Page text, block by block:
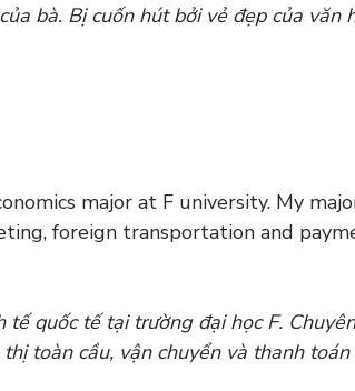
bà. Bị cuốn hút bởi vẻ đẹp của văn
major at F university. My
foreign transportation and
tế quốc tế tại trường đại học F.
toàn cầu, vận chuyển và thanh